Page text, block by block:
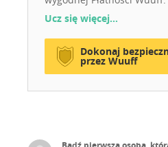
Ucz się więcej…
Dokonaj
przez Wuuff